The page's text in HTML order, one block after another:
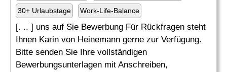
30+ Urlaubstage Work-Life-Balance
[. .. ] uns auf Sie Bewerbung Für Rückfragen steht
Ihnen Karin von Heinemann gerne zur Verfügung.
Bitte senden Sie Ihre vollständigen
Bewerbungsunterlagen mit Anschreiben,